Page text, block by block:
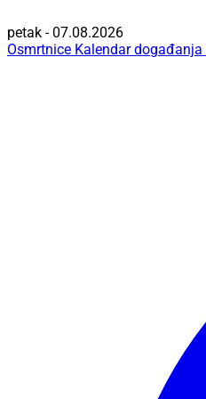
petak - 07.08.2026
Osmrtnice Kalendar događanja